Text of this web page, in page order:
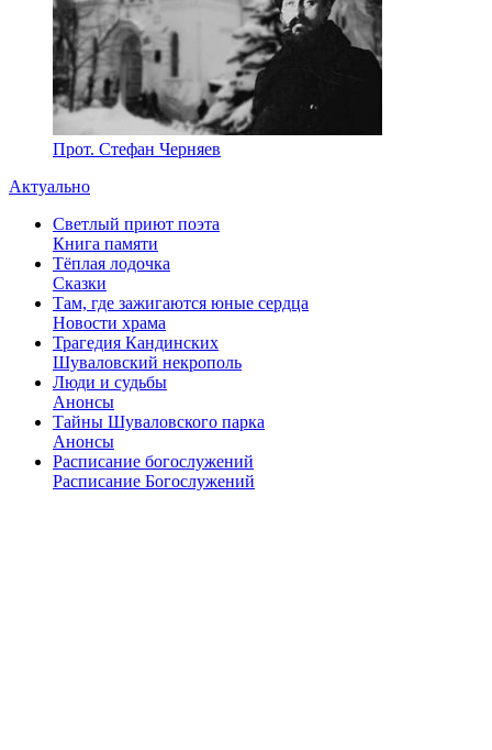
Прот. Стефан Черняев
Актуально
Светлый приют поэта
Книга памяти
Тёплая лодочка
Сказки
Там, где зажигаются юные сердца
Новости храма
Трагедия Кандинских
Шуваловский некрополь
Люди и судьбы
Анонсы
Тайны Шуваловского парка
Анонсы
Расписание богослужений
Расписание Богослужений